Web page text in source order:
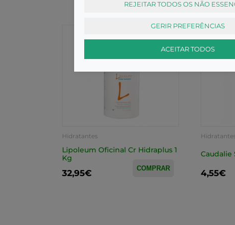
Hidratantes
Lipoleum Oficinal Cr Hidraplus 1
Kg
32,95€ COMPRAR
Caudalie
4,55€
REJEITAR TODOS OS NÃO
GERIR PREFERÊNCIAS
ACEITAR TODOS